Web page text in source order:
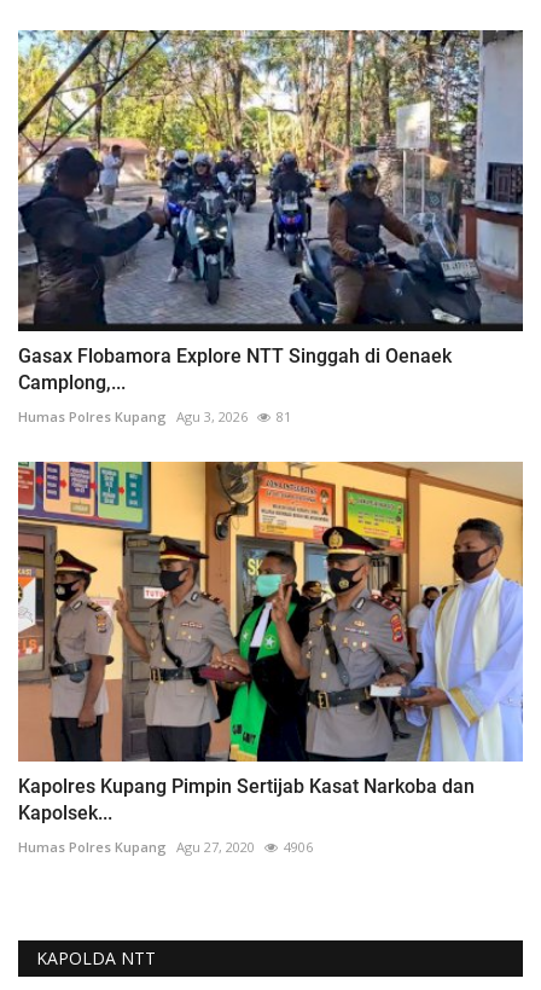
Gasax Flobamora Explore NTT Singgah di Oenaek
Camplong,...
Humas Polres Kupang Agu 3, 2026 81
Kapolres Kupang Pimpin Sertijab Kasat Narkoba dan
Kapolsek...
Humas Polres Kupang Agu 27, 2020 4906
KAPOLDA NTT